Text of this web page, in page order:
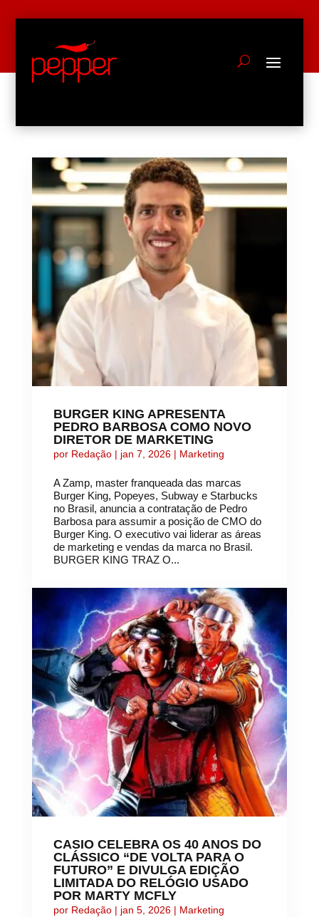
BURGER KING APRESENTA
PEDRO BARBOSA COMO NOVO
DIRETOR DE MARKETING
por Redação| jan 7, 2026| Marketing
A Zamp, master franqueada das marcas
Burger King, Popeyes, Subway e Starbucks
no Brasil, anuncia a contratação de Pedro
Barbosa para assumir a posição de CMO do
Burger King. O executivo vai liderar as áreas
de marketing e vendas da marca no Brasil.
BURGER KING TRAZ O...
CASIO CELEBRA OS 40 ANOS DO
CLÁSSICO “DE VOLTA PARA O
FUTURO” E DIVULGA EDIÇÃO
LIMITADA DO RELÓGIO USADO
POR MARTY MCFLY
por Redação| jan 5, 2026| Marketing